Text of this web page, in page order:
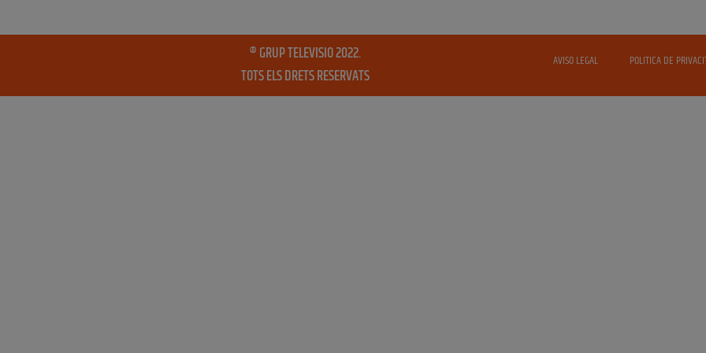
® GRUP TELEVISIO 2022.
TOTS ELS DRETS RESERVATS
AVISO LEGAL POLITICA DE